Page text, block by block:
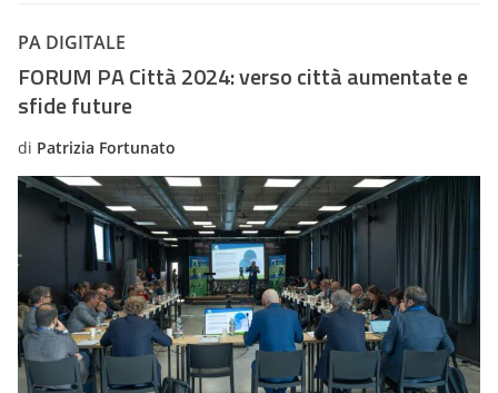
PA DIGITALE
FORUM PA Città 2024: verso città aumentate e
sfide future
di Patrizia Fortunato